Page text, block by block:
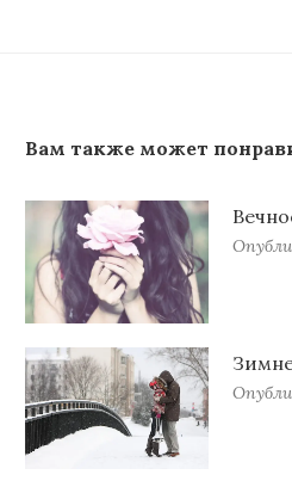
Вам также может